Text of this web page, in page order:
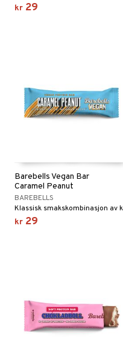
kr 29
Barebells Vegan Bar
Caramel Peanut
BAREBELLS
kr 29